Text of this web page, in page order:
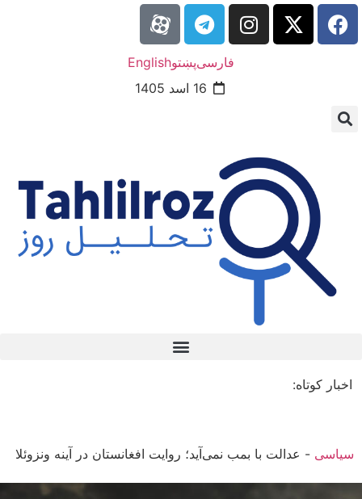
فارسیپښتوEnglish
16 اسد 1405
اخبار کوتاه:
سیاسی - عدالت با بمب نمی‌آید؛ روایت افغانستان در آینه ونزوئلا